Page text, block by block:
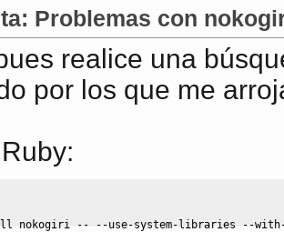
Problemas con
realice una
por los que me
nokogiri -- --use-system-libraries --with